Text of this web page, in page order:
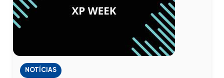
NOTÍCIAS